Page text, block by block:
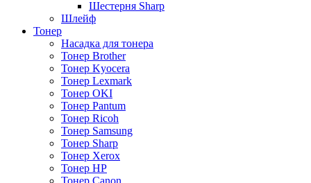
Шестерня Sharp
Шлейф
Тонер
Насадка для тонера
Тонер Brother
Тонер Kyocera
Тонер Lexmark
Тонер OKI
Тонер Pantum
Тонер Ricoh
Тонер Samsung
Тонер Sharp
Тонер Xerox
Тонер НР